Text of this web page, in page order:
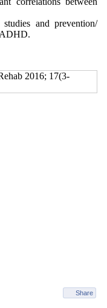
and prevention/
2016; 17(3-
Share